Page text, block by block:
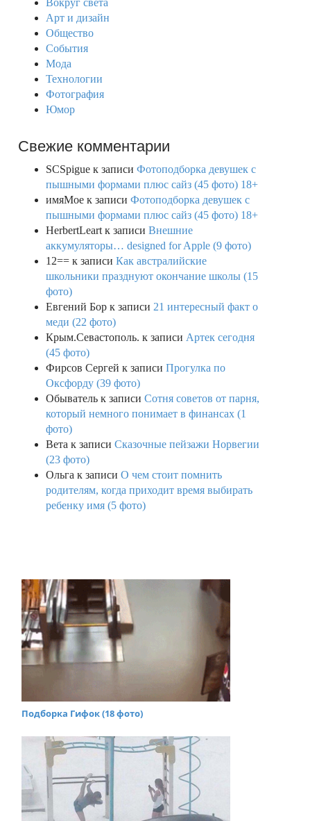
Вокруг света
Арт и дизайн
Общество
События
Мода
Технологии
Фотография
Юмор
Свежие комментарии
SCSpigue к записи Фотоподборка девушек с
пышными формами плюс сайз (45 фото) 18+
имяМое к записи Фотоподборка девушек с
пышными формами плюс сайз (45 фото) 18+
HerbertLeart к записи Внешние
аккумуляторы… designed for Apple (9 фото)
12== к записи Как австралийские
школьники празднуют окончание школы (15
фото)
Евгений Бор к записи 21 интересный факт о
меди (22 фото)
Крым.Севастополь. к записи Артек сегодня
(45 фото)
Фирсов Сергей к записи Прогулка по
Оксфорду (39 фото)
Обыватель к записи Сотня советов от парня,
который немного понимает в финансах (1
фото)
Вета к записи Сказочные пейзажи Норвегии
(23 фото)
Ольга к записи О чем стоит помнить
родителям, когда приходит время выбирать
ребенку имя (5 фото)
Подборка Гифок (18 фото)